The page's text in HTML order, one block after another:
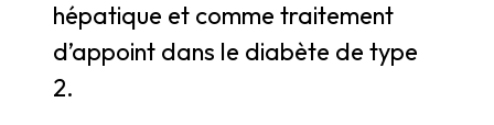
hépatique et comme traitement
d’appoint dans le diabète de type
2.